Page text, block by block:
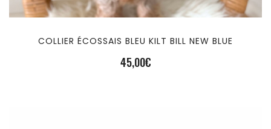
COLLIER ÉCOSSAIS BLEU KILT BILL NEW BLUE
45,00€